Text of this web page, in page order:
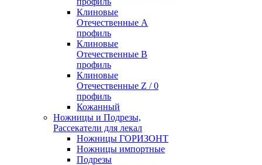
Клиновые
Отечественные А
профиль
Клиновые
Отечественные В
профиль
Клиновые
Отечественные Z / 0
профиль
Кожанный
Ножницы и Подрезы,
Рассекатели для лекал
Ножницы ГОРИЗОНТ
Ножницы импортные
Подрезы